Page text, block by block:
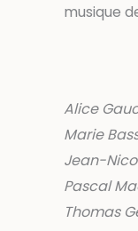
musique
Alice
Marie
Jean-
Pascal
Thomas